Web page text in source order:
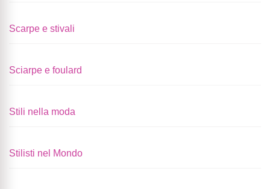
Scarpe e stivali
Sciarpe e foulard
Stili nella moda
Stilisti nel Mondo